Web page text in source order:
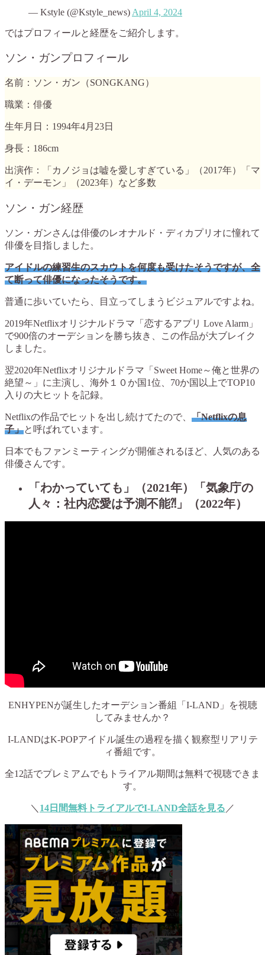
— Kstyle (@Kstyle_news) April 4, 2024
ではプロフィールと経歴をご紹介します。
ソン・ガンプロフィール
名前：ソン・ガン（SONGKANG）
職業：俳優
生年月日：1994年4月23日
身長：186cm
出演作：
「カノジョは嘘を愛しすぎている」（2017年）「マ
イ・デーモン」（2023年）など多数
ソン・ガン経歴
ソン・ガンさんは俳優のレオナルド・ディカプリオに憧れて
俳優を目指しました。
アイドルの練習生のスカウトを何度も受けたそうですが、全
て断って俳優になったそうです。
普通に歩いていたら、目立ってしまうビジュアルですよね。
2019年Netflixオリジナルドラマ「恋するアプリ Love Alarm」
で900倍のオーデションを勝ち抜き、この作品が大ブレイク
しました。
翌2020年Netflixオリジナルドラマ「Sweet Home～俺と世界の
絶望～」に主演し、海外１０か国1位、70か国以上でTOP10
入りの大ヒットを記録。
Netflixの作品でヒットを出し続けてたので、 「Netflixの息
子」と呼ばれています。
日本でもファンミーティングが開催されるほど、人気のある
俳優さんです。
「わかっていても」（2021年）「気象庁の
人々：社内恋愛は予測不能⁈」（2022年）
ENHYPENが誕生したオーデション番組「I-LAND」を視聴
してみませんか？
I-LANDはK-POPアイドル誕生の過程を描く観察型リアリテ
ィ番組です。
全12話でプレミアムでもトライアル期間は無料で視聴できま
す。
＼ 14日間無料トライアルでI-LAND全話を見る ／